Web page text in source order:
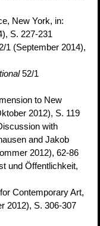
New York, in:
S. 227-231
1 (September 2014),
52/1
to New
2012), S. 119
with
and Jakob
2012), 62-86
und Öffentlichkeit,
Contemporary Art,
2012), S. 306-307